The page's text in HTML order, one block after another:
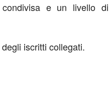
condivisa e un livello di
iscritti collegati.